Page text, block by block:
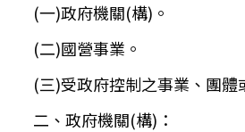
(一)政府機關(構)。
(二)國營事業。
(三)受政府控制之事業、團體
二、政府機關(構)：